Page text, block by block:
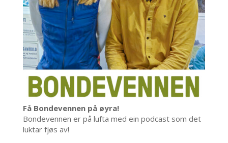
Få Bondevennen på øyra!
Bondevennen er på lufta med ein podcast som det
luktar fjøs av!